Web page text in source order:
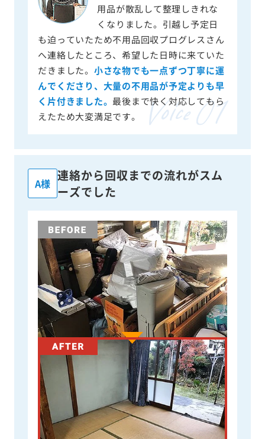
用品が散乱して整理しきれな
くなりました。引越し予定日
も迫っていたため不用品回収プログレスさん
へ連絡したところ、希望した日時に来ていた
だきました。 小さな物でも一点ずつ丁寧に運
んでくださり、大量の不用品が予定よりも早
く片付きました。 最後まで快く対応してもら
えたため大変満足です。
A様
連絡から回収までの流れがスム
ーズでした